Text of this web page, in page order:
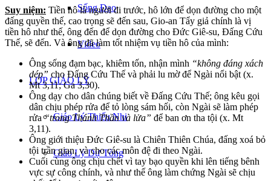
Sống Đạo
Video
LỚP GIÁO LÝ
Giáo Lý Thiếu Nhi
Giáo Lý Dự Tòng
Suy niệm: Tiền hô là người đi trước, hô lớn để dọn đường cho một
đấng quyền thế, cao trọng sẽ đến sau, Gio-an Tẩy giả chính là vị
tiền hô như thế, ông đến để dọn đường cho Đức Giê-su, Đấng Cứu
Thế, sẽ đến. Và ông đã làm tốt nhiệm vụ tiền hô của mình:
Ông sống đạm bạc, khiêm tốn, nhận mình “không đáng xách
dép” cho Đấng Cứu Thế và phải lu mờ để Ngài nổi bật (x.
Mt 3,11; Ga 3,30).
Ông dạy cho dân chúng biết về Đấng Cứu Thế; ông kêu gọi
dân chịu phép rửa để tỏ lòng sám hối, còn Ngài sẽ làm phép
rửa“trong Thánh Thần và lửa” để ban ơn tha tội (x. Mt
3,11).
Ông giới thiệu Đức Giê-su là Chiên Thiên Chúa, đấng xoá bỏ
tội trần gian, và cho các môn đệ đi theo Ngài.
Cuối cùng ông chịu chết vì tay bạo quyền khi lên tiếng bênh
vực sự công chính, và như thế ông làm chứng Ngài sẽ chịu